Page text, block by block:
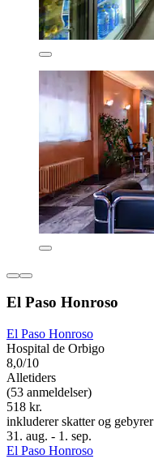
El Paso Honroso
El Paso Honroso
Hospital de Orbigo
8,0/10
Alletiders
(53 anmeldelser)
518 kr.
inkluderer skatter og gebyrer
31. aug. - 1. sep.
El Paso Honroso